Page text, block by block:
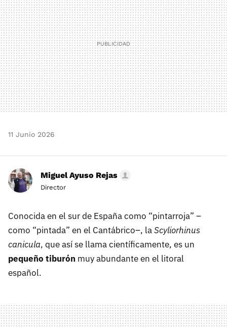
11 Junio 2026
Miguel Ayuso Rejas
Director
Conocida en el sur de España como “pintarroja” –
como “pintada” en el Cantábrico–, laScyliorhinus
canicula, que así se llama científicamente, es un
pequeño tiburón muy abundante en el litoral
español.